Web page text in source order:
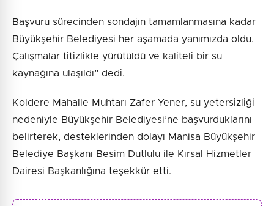
Başvuru sürecinden sondajın tamamlanmasına kadar
Büyükşehir Belediyesi her aşamada yanımızda oldu.
Çalışmalar titizlikle yürütüldü ve kaliteli bir su
kaynağına ulaşıldı” dedi.
Koldere Mahalle Muhtarı Zafer Yener, su yetersizliği
nedeniyle Büyükşehir Belediyesi’ne başvurduklarını
belirterek, desteklerinden dolayı Manisa Büyükşehir
Belediye Başkanı Besim Dutlulu ile Kırsal Hizmetler
Dairesi Başkanlığına teşekkür etti.